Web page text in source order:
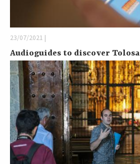
23/07/2021 |
Audioguides to discover Tolosa